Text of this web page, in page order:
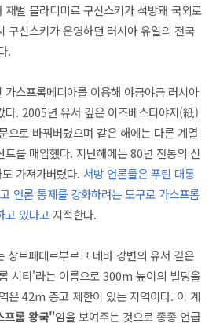
벌 블라디미르 구신스키가 석방돼 국외로
구신스키가 운영하던 러시아 유일의 전국
.
가스프롬메디아를 이용해 야금야금 러시아
다. 2005년 유서 깊은 이즈베스티야지(紙)
으로 바꿔버렸으며 같은 해에는 다른 계열
트를 매입했다. 지난해에는 80년 전통의 신
가져가버렸다. 서방 언론들은 푸틴 대통
언론 통제를 강화하려는 도구로 가스프롬
고 있다고지적한다.
트페테르부르크 네바 강변의 유서 깊은
시티'라는 이름으로 300m 높이의 빌딩을
은 42m 층고 제한이 있는 지역이다. 이 계
프롬 왕국"임을 보여주는 것으로 종종 언급